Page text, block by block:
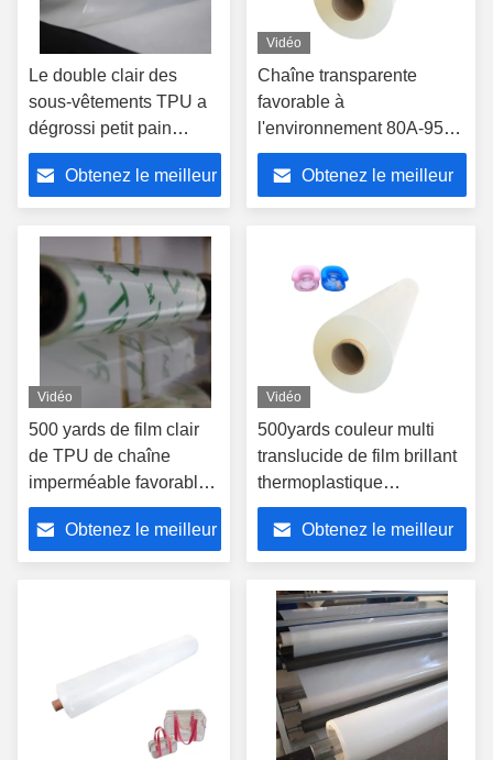
Le double clair des
sous-vêtements TPU a
dégrossi petit pain
adhésif adapté aux
besoins du client
Obtenez le meilleur
Vidéo
Chaîne transparente
favorable à
l'environnement 80A-95A
de dureté de film de TPU
pour des chaussures
Obtenez le meilleur
Vidéo
500 yards de film clair
de TPU de chaîne
imperméable favorable
à l'environnement de la
dureté 80A-95A
Obtenez le meilleur
Vidéo
500yards couleur multi
translucide de film brillant
thermoplastique
imperméable du
polyuréthane TPU
Obtenez le meilleur